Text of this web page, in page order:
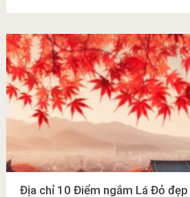
Địa chỉ 10 Điểm ngắm Lá Đỏ